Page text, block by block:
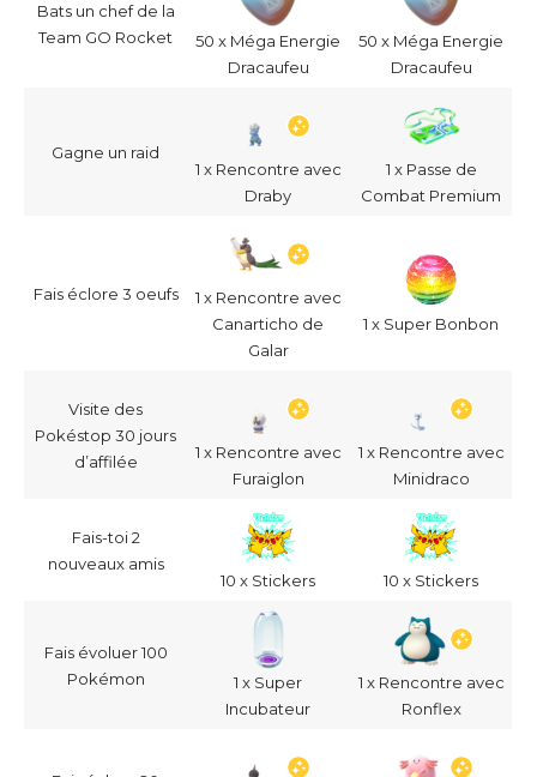
Bats un chef de la
Team GO Rocket
50 x Méga Energie
Dracaufeu
50 x Méga Energie
Dracaufeu
Gagne un raid
1 x Rencontre avec
Draby
1 x Passe de
Combat Premium
Fais éclore 3 oeufs
1 x Rencontre avec
Canarticho de
Galar
1 x Super Bonbon
Visite des
Pokéstop 30 jours
d’affilée
1 x Rencontre avec
Furaiglon
1 x Rencontre avec
Minidraco
Fais-toi 2
nouveaux amis
10 x Stickers
10 x Stickers
Fais évoluer 100
Pokémon
1 x Super
Incubateur
1 x Rencontre avec
Ronflex